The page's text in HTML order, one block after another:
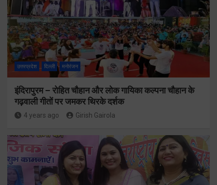
उत्तरप्रदेश दिल्ली मनोरंजन
इंदिरापुरम – रोहित चौहान और लोक गायिका कल्पना चौहान के
गढ़वाली गीतों पर जमकर थिरके दर्शक
4 years ago Girish Gairola